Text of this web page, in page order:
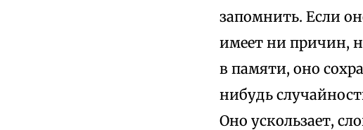
запомнить. Если
имеет ни причин,
в памяти, оно
нибудь
Оно ускользает,